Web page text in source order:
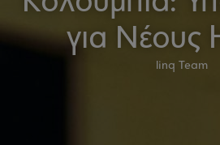
για Νέους
linq Team